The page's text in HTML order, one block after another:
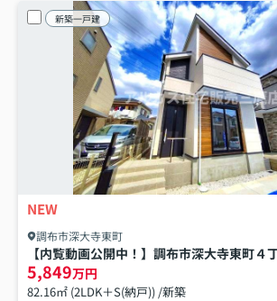
新築一戸建
NEW
調布市深大寺東町
5,849万円
82.16㎡ (2LDK＋S(納戸)) /新築